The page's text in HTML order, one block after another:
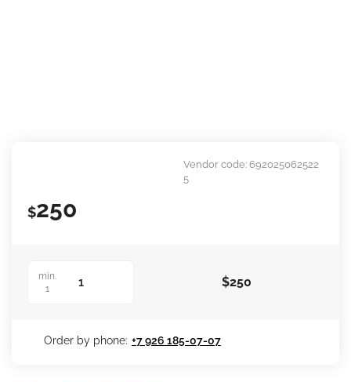
Vendor code: 692025062522
5
$250
min.
1
$250
Order by phone: +7 926 185-07-07